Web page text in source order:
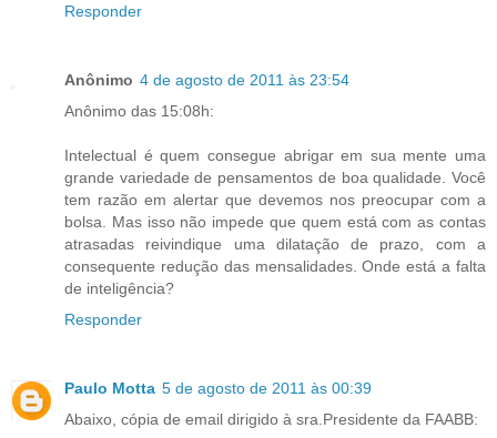
Responder
Anônimo 4 de agosto de 2011 às 23:54
Anônimo das 15:08h:
Intelectual é quem consegue abrigar em sua mente uma
grande variedade de pensamentos de boa qualidade. Você
tem razão em alertar que devemos nos preocupar com a
bolsa. Mas isso não impede que quem está com as contas
atrasadas reivindique uma dilatação de prazo, com a
consequente redução das mensalidades. Onde está a falta
de inteligência?
Responder
Paulo Motta 5 de agosto de 2011 às 00:39
Abaixo, cópia de email dirigido à sra.Presidente da FAABB: